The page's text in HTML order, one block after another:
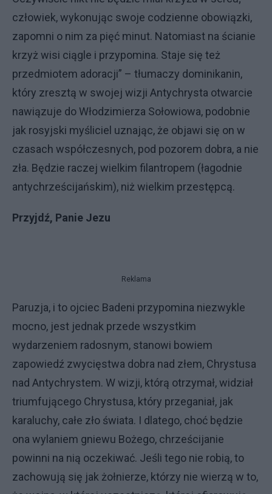
człowiek, wykonując swoje codzienne obowiązki,
zapomni o nim za pięć minut. Natomiast na ścianie
krzyż wisi ciągle i przypomina. Staje się też
przedmiotem adoracji” – tłumaczy dominikanin,
który zresztą w swojej wizji Antychrysta otwarcie
nawiązuje do Włodzimierza Sołowiowa, podobnie
jak rosyjski myśliciel uznając, że objawi się on w
czasach współczesnych, pod pozorem dobra, a nie
zła. Będzie raczej wielkim filantropem (łagodnie
antychrześcijańskim), niż wielkim przestępcą.
Przyjdź, Panie Jezu
Reklama
Paruzja, i to ojciec Badeni przypomina niezwykle
mocno, jest jednak przede wszystkim
wydarzeniem radosnym, stanowi bowiem
zapowiedź zwycięstwa dobra nad złem, Chrystusa
nad Antychrystem. W wizji, którą otrzymał, widział
triumfującego Chrystusa, który przeganiał, jak
karaluchy, całe zło świata. I dlatego, choć będzie
ona wylaniem gniewu Bożego, chrześcijanie
powinni na nią oczekiwać. Jeśli tego nie robią, to
zachowują się jak żołnierze, którzy nie wierzą w to,